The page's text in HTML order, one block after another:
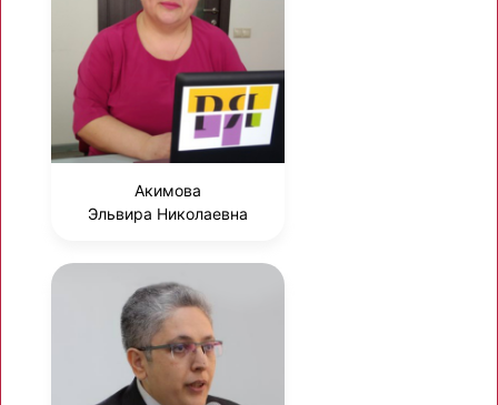
Акимова
Эльвира Николаевна